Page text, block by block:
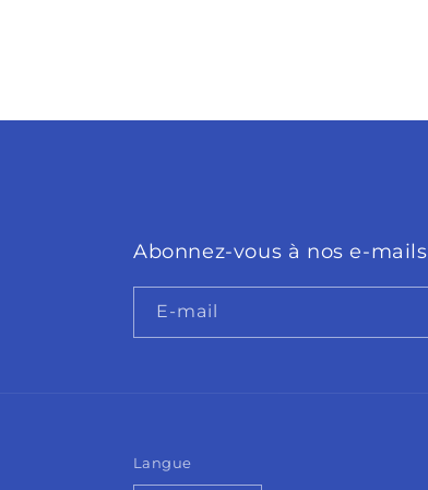
Abonnez-vous à nos e-mails
E-mail
Langue